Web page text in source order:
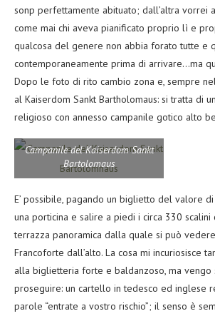
sonp perfettamente abituato; dall’altra vorrei
come mai chi aveva pianificato proprio lì e
qualcosa del genere non abbia forato tutte e
contemporaneamente prima di arrivare…ma
Dopo le foto di rito cambio zona e, sempre
al Kaiserdom Sankt Bartholomaus: si tratta di
religioso con annesso campanile gotico alto
Campanile del Kaiserdom Sankt
Bartolomaus
E’ possibile, pagando un biglietto del valore
una porticina e salire a piedi i circa 330 scalini
terrazza panoramica dalla quale si può
Francoforte dall’alto. La cosa mi incuriosisce
alla biglietteria forte e baldanzoso, ma vengo
proseguire: un cartello in tedesco ed inglese
parole “entrate a vostro rischio”; il senso è